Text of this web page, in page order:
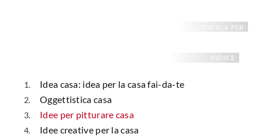
NAVIGA PER:
INDICE:
Idea casa: idea per la casa fai-da-te
Oggettistica casa
Idee per pitturare casa
Idee creative per la casa